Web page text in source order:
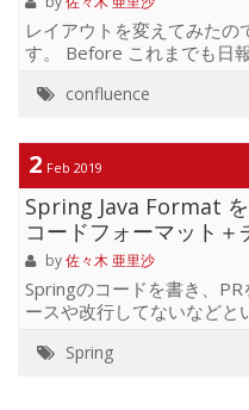
レイアウトを変えてみたの
す。 Before これまでも日
別々のスペースに分けて
トを適用して管理してい
ブログはテンプレートが使
Server版 2019年3月現在
が各チームごとにあるた
ス内の日報を閲覧できませ
スタッフの日報がずらっと並
confluence
2 Feb 2019
Spring Java Format
コードフォーマット＋
by佐々木 亜里沙
Springのコードを書き、
ースや改行してないなどと
があったので紹介します
Spring